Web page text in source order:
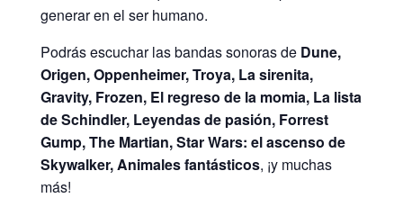
generar en el ser humano.
Podrás escuchar las bandas sonoras de Dune,
Origen, Oppenheimer, Troya, La sirenita,
Gravity, Frozen, El regreso de la momia, La lista
de Schindler, Leyendas de pasión, Forrest
Gump, The Martian, Star Wars: el ascenso de
Skywalker, Animales fantásticos, ¡y muchas
más!